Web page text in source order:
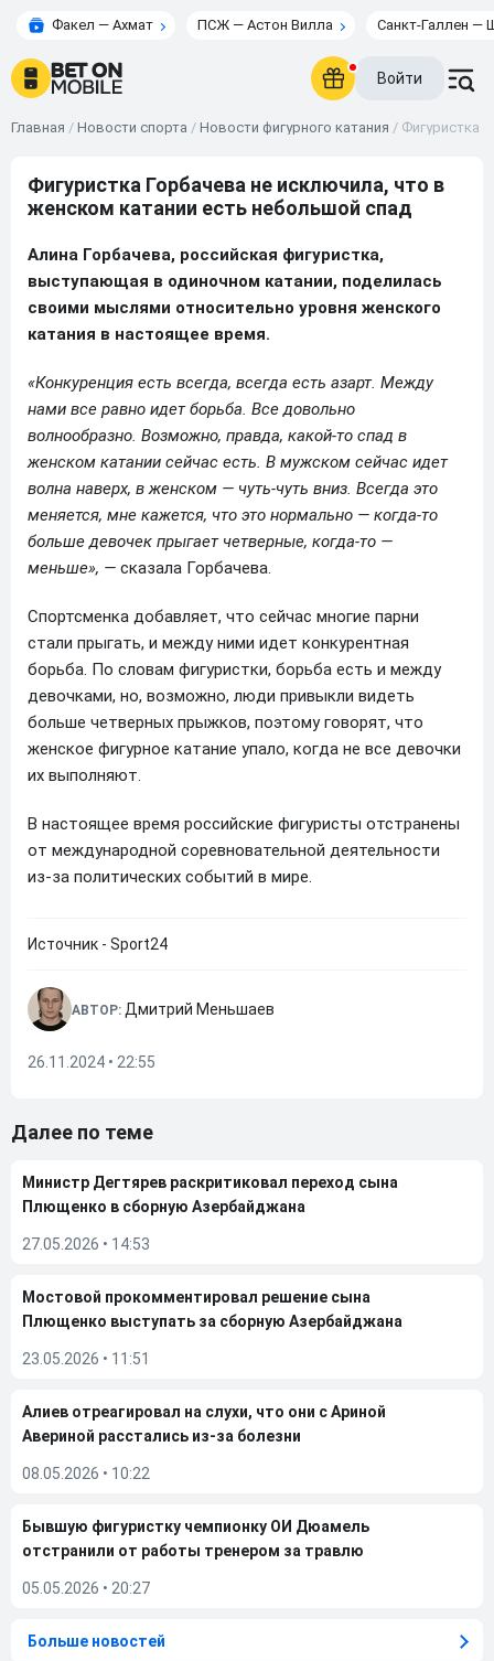
Факел — Ахмат ПСЖ — Астон Вилла Санкт-Галлен —
Войти
Главная / Новости спорта / Новости фигурного катания / Фигуристка
Фигуристка Горбачева не исключила, что в
женском катании есть небольшой спад
Алина Горбачева, российская фигуристка,
выступающая в одиночном катании, поделилась
своими мыслями относительно уровня женского
катания в настоящее время.
«Конкуренция есть всегда, всегда есть азарт. Между
нами все равно идет борьба. Все довольно
волнообразно. Возможно, правда, какой-то спад в
женском катании сейчас есть. В мужском сейчас идет
волна наверх, в женском — чуть-чуть вниз. Всегда это
меняется, мне кажется, что это нормально — когда-то
больше девочек прыгает четверные, когда-то —
меньше», — сказала Горбачева.
Спортсменка добавляет, что сейчас многие парни
стали прыгать, и между ними идет конкурентная
борьба. По словам фигуристки, борьба есть и между
девочками, но, возможно, люди привыкли видеть
больше четверных прыжков, поэтому говорят, что
женское фигурное катание упало, когда не все девочки
их выполняют.
В настоящее время российские фигуристы отстранены
от международной соревновательной деятельности
из-за политических событий в мире.
Источник - Sport24
АВТОР: Дмитрий Меньшаев
26.11.2024 • 22:55
Далее по теме
Министр Дегтярев раскритиковал переход сына
Плющенко в сборную Азербайджана
27.05.2026 • 14:53
Мостовой прокомментировал решение сына
Плющенко выступать за сборную Азербайджана
23.05.2026 • 11:51
Алиев отреагировал на слухи, что они с Ариной
Авериной расстались из-за болезни
08.05.2026 • 10:22
Бывшую фигуристку чемпионку ОИ Дюамель
отстранили от работы тренером за травлю
05.05.2026 • 20:27
Больше новостей